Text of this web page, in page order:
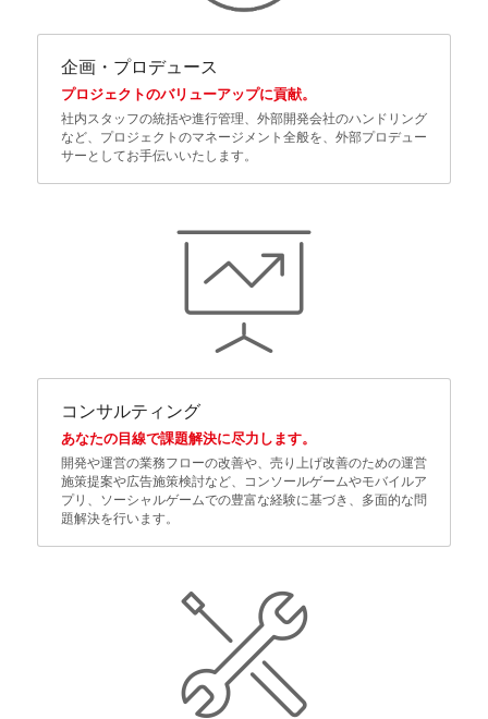
企画・プロデュース
プロジェクトのバリューアップに貢献。
社内スタッフの統括や進行管理、外部開発会社のハンドリング
など、プロジェクトのマネージメント全般を、外部プロデュー
サーとしてお手伝いいたします。
コンサルティング
あなたの目線で課題解決に尽力します。
開発や運営の業務フローの改善や、売り上げ改善のための運営
施策提案や広告施策検討など、コンソールゲームやモバイルア
プリ、ソーシャルゲームでの豊富な経験に基づき、多面的な問
題解決を行います。